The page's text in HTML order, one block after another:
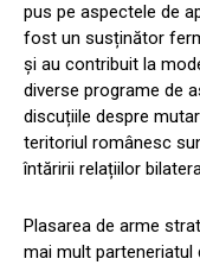
pus pe aspectele de
fost un susținător
și au contribuit la
diverse programe de
discuțiile despre
teritoriul românesc
întăririi relațiilor
Plasarea de arme
mai mult parteneriatul